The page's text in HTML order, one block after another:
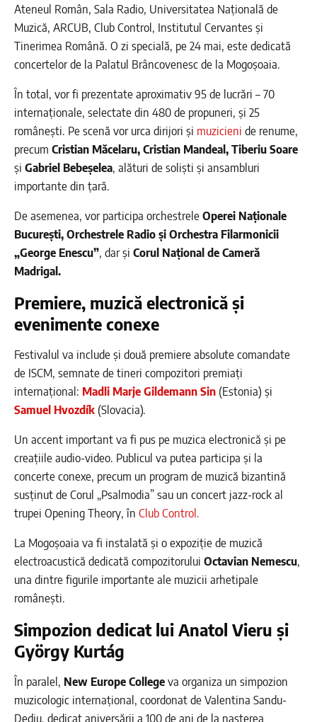
Ateneul Român, Sala Radio, Universitatea Națională de
Muzică, ARCUB, Club Control, Institutul Cervantes și
Tinerimea Română. O zi specială, pe 24 mai, este dedicată
concertelor de la Palatul Brâncovenesc de la Mogoșoaia.
În total, vor fi prezentate aproximativ 95 de lucrări – 70
internaționale, selectate din 480 de propuneri, și 25
românești. Pe scenă vor urca dirijori și muzicieni de renume,
precum Cristian Măcelaru, Cristian Mandeal, Tiberiu Soare
și Gabriel Bebeșelea, alături de soliști și ansambluri
importante din țară.
De asemenea, vor participa orchestreleOperei Naționale
București, Orchestrele Radio și Orchestra Filarmonicii
„George Enescu”, dar și Corul Național de Cameră
Madrigal.
Premiere, muzică electronică și
evenimente conexe
Festivalul va include și două premiere absolute comandate
de ISCM, semnate de tineri compozitori premiați
internațional: Madli Marje Gildemann Sin (Estonia) și
Samuel Hvozdík (Slovacia).
Un accent important va fi pus pe muzica electronică și pe
creațiile audio-video. Publicul va putea participa și la
concerte conexe, precum un program de muzică bizantină
susținut de Corul „Psalmodia” sau un concert jazz-rock al
trupei Opening Theory, în Club Control.
La Mogoșoaia va fi instalată și o expoziție de muzică
electroacustică dedicată compozitorului Octavian Nemescu,
una dintre figurile importante ale muzicii arhetipale
românești.
Simpozion dedicat lui Anatol Vieru și
György Kurtág
În paralel, New Europe Collegeva organiza un simpozion
muzicologic internațional, coordonat de Valentina Sandu-
Dediu, dedicat aniversării a 100 de ani de la nașterea